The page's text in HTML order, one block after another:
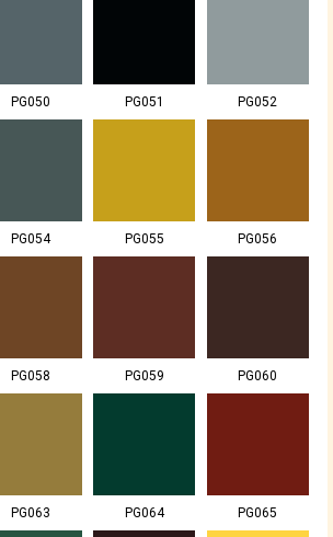
PG050 PG051 PG052
PG054 PG055 PG056
PG058 PG059 PG060
PG063 PG064 PG065